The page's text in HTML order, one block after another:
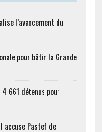
l’avancement du
pour bâtir la Grande
661 détenus pour
accuse Pastef de